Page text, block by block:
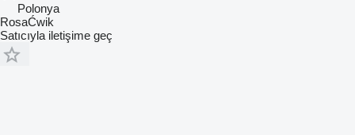
Polonya
RosaĆwik
Satıcıyla iletişime geç